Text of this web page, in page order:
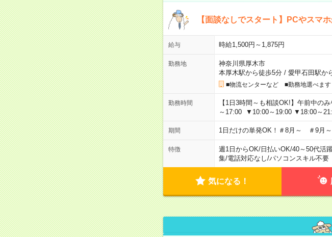
【面談なしでスタート】PCやスマ
給与 時給1,500円～1,875円
勤務地
神奈川県厚木市
本厚木駅から徒歩5分/ 愛甲石田駅か
■物流センターなど ■勤務地選べます
勤務時間
【1日3時間～も相談OK!】午前中の
～17:00 ▼10:00～19:00 ▼18:00～
期間 1日だけの単発OK！＃8月～ ＃9月～
特徴 週1日からOK/日払いOK/40～50代活
集/電話対応なし/パソコンスキル不要
気になる！